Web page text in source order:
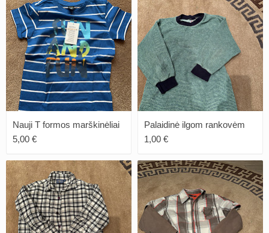
Nauji T formos marškinėliai
5,00 €
Palaidinė ilgom rankovėm
1,00 €